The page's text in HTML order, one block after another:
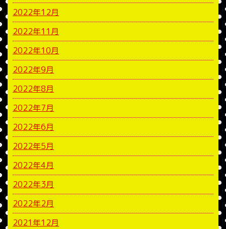
2022年12月
2022年11月
2022年10月
2022年9月
2022年8月
2022年7月
2022年6月
2022年5月
2022年4月
2022年3月
2022年2月
2021年12月